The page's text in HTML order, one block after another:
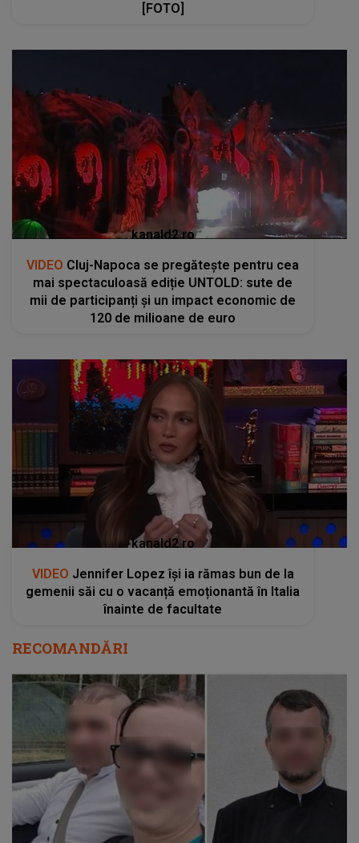
[FOTO]
kanald2.ro
VIDEO Cluj-Napoca se pregătește pentru cea
mai spectaculoasă ediție UNTOLD: sute de
mii de participanți și un impact economic de
120 de milioane de euro
kanald2.ro
VIDEO Jennifer Lopez își ia rămas bun de la
gemenii săi cu o vacanță emoționantă în Italia
înainte de facultate
RECOMANDĂRI